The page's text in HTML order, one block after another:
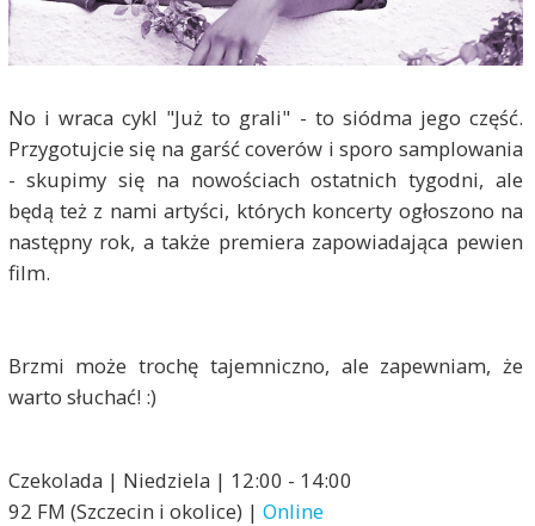
No i wraca cykl "Już to grali" - to siódma jego część.
Przygotujcie się na garść coverów i sporo samplowania
- skupimy się na nowościach ostatnich tygodni, ale
będą też z nami artyści, których koncerty ogłoszono na
następny rok, a także premiera zapowiadająca pewien
film.
Brzmi może trochę tajemniczno, ale zapewniam, że
warto słuchać! :)
Czekolada | Niedziela | 12:00 - 14:00
92 FM (Szczecin i okolice) | Online